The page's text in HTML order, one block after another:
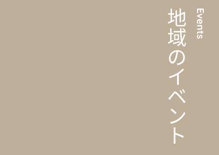
Events
地域のイベント